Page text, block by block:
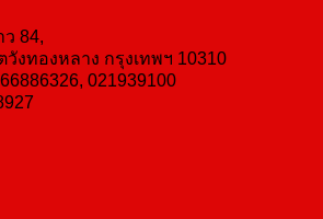
84,
วังทองหลาง กรุงเทพฯ 10310
021939100